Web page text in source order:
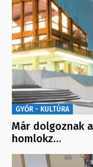
GYŐR - KULTÚRA
Már dolgoznak
homlokz…